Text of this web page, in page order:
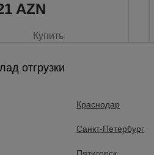
AZN
Купить
отгрузки
Краснодар
Санкт-Петербург
Пятигорск